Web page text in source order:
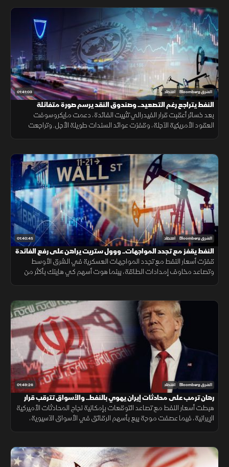
01:41:03 الشرق Bloomberg اقتصاد
النفط يتراجع رغم التصعيد.. وصندوق النقد يرسم صورة متفائلة
للسعودية
بعد خسائر أعقبت قرار الفيدرالي تثبيت الفائدة، دعمت مايكروسوفت
العقود الأمريكية الآجلة، وقفزت عوائد السندات طويلة الأجل. وتراجعت
01:40:45 الشرق Bloomberg اقتصاد
النفط يقفز مع تجدد المواجهات.. ووول ستريت يراهن على رفع الفائدة
قفزت أسعار النفط مع تجدد المواجهات العسكرية في الشرق الأوسط
وتصاعد مخاوف إمدادات الطاقة، بينما هوت أسهم كي هاينك بأكثر من
01:49:26 الشرق Bloomberg اقتصاد
رهان ترمب على محادثات إيران يهوي بالنفط.. والأسواق تترقب قرار
الفائدة الأميركية
هبطت أسعار النفط مع تصاعد التوقعات بإمكانية نجاح المحادثات الأميركية
الإيرانية، فيما عصفت موجة بيع بأسهم الرقائق في الأسواق الآسيوية،